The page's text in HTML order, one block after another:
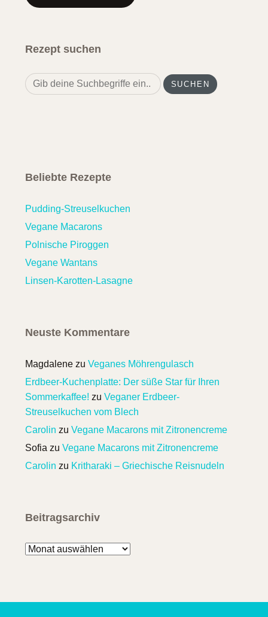
Rezept suchen
Search
for:
Beliebte Rezepte
Pudding-Streuselkuchen
Vegane Macarons
Polnische Piroggen
Vegane Wantans
Linsen-Karotten-Lasagne
Neuste Kommentare
Magdalenezu Veganes Möhrengulasch
Erdbeer-Kuchenplatte: Der süße Star für Ihren
Sommerkaffee! zu Veganer Erdbeer-
Streuselkuchen vom Blech
Carolin zu Vegane Macarons mit Zitronencreme
Sofia zu Vegane Macarons mit Zitronencreme
Carolin zu Kritharaki – Griechische Reisnudeln
Beitragsarchiv
Beitragsarchiv